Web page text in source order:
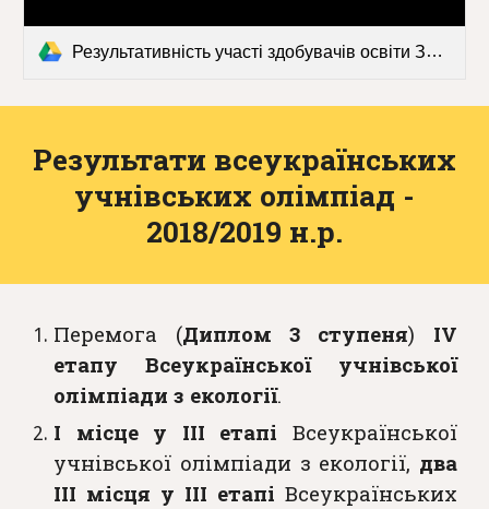
Результативність участі здобувачів освіти ЗГ №51 в учнівських конкурсах.pdf
Результати всеукраїнських
учнівських олімпіад -
2018/2019 н.р.
Перемога (Диплом 3 ступеня) IV
етапу
Всеукраїнської учнівської
олімпіади з екології.
І місце у ІІІ етапі Всеукраїнської
учнівської олімпіади з екології, два
ІІІ місця у ІІІ етапі Всеукраїнських